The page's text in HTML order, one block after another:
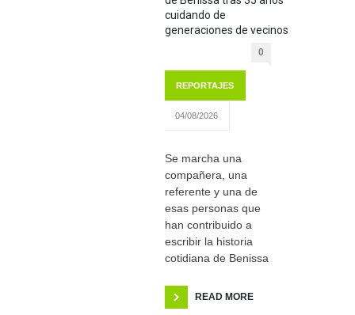
cuidando de
generaciones de vecinos
0
REPORTAJES
04/08/2026
Se marcha una
compañera, una
referente y una de
esas personas que
han contribuido a
escribir la historia
cotidiana de Benissa
READ MORE